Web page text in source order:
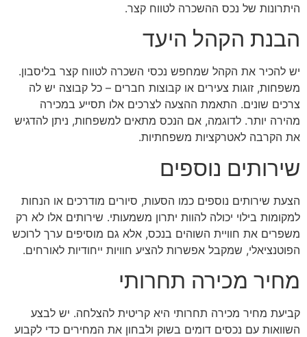
היתרונות של נכס ההשכרה לטווח קצר.
הבנת הקהל היעד
יש להכיר את הקהל שמחפש נכסי השכרה לטווח קצר בליסבון.
משפחות, זוגות צעירים או קבוצות חברים – כל קבוצה יש לה
צרכים שונים. התאמת ההצעה לצרכים אלו תסייע במכירה
מהירה יותר. לדוגמה, אם הנכס מתאים למשפחות, ניתן להדגיש
את הקרבה לאטרקציות משפחתיות.
שירותים נוספים
הצעת שירותים נוספים כמו הסעות, סיורים מודרכים או הנחות
למקומות בילוי יכולה להוות יתרון משמעותי. שירותים אלו לא רק
משפרים את חוויית השוהים בנכס, אלא גם מוסיפים ערך לרוכש
הפוטנציאלי, שמקבל אפשרות להציע חוויות ייחודיות לאורחים.
מחיר מכירה תחרותי
קביעת מחיר מכירה תחרותי היא קריטית להצלחה. יש לבצע
השוואות עם נכסים דומים בשוק ולבחון את המחירים כדי לקבוע